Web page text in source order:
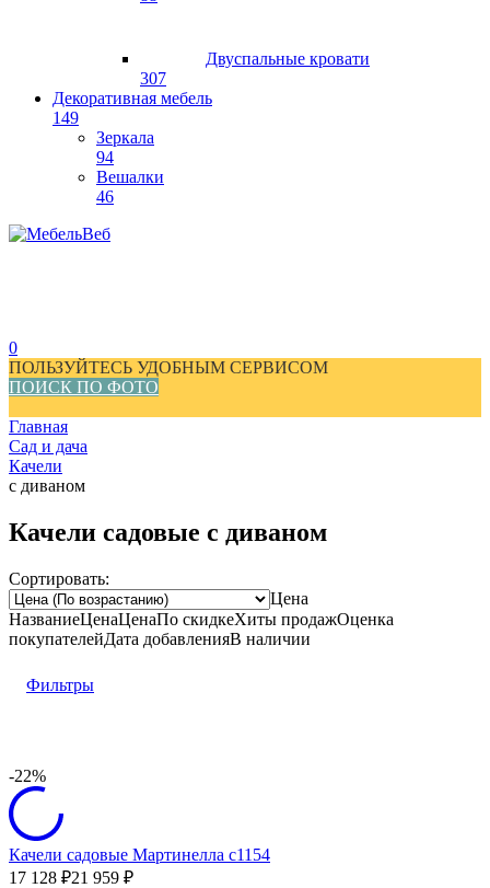
Двуспальные кровати
307
Декоративная мебель
149
Зеркала
94
Вешалки
46
0
ПОЛЬЗУЙТЕСЬ УДОБНЫМ СЕРВИСОМ
ПОИСК ПО ФОТО
Главная
Сад и дача
Качели
с диваном
Качели садовые с диваном
Сортировать:
Цена
НазваниеЦенаЦенаПо скидкеХиты продажОценка
покупателейДата добавленияВ наличии
Фильтры
-22%
Качели садовые Мартинелла с1154
17 128 ₽21 959 ₽